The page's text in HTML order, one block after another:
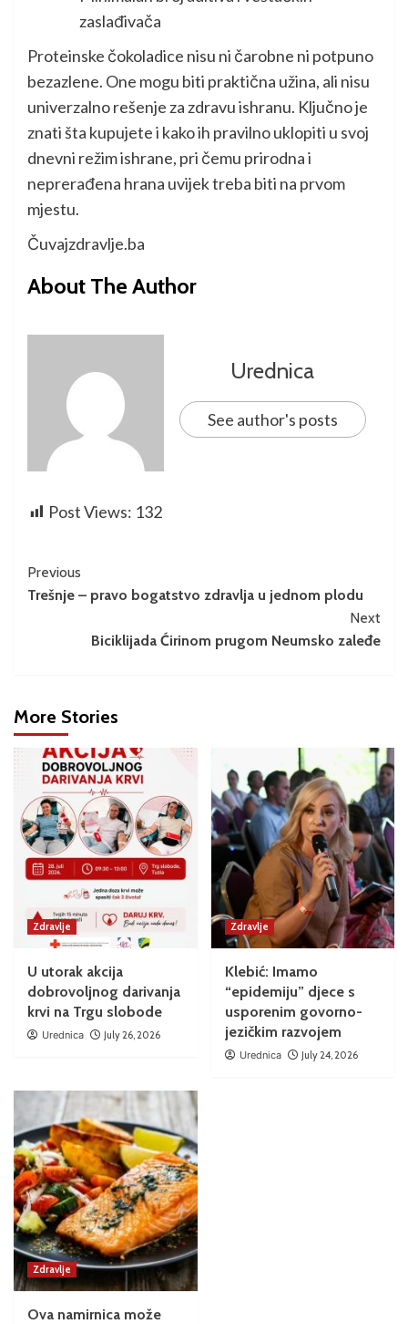
zaslađivača
Proteinske čokoladice nisu ni čarobne ni potpuno
bezazlene. One mogu biti praktična užina, ali nisu
univerzalno rešenje za zdravu ishranu. Ključno je
znati šta kupujete i kako ih pravilno uklopiti u svoj
dnevni režim ishrane, pri čemu prirodna i
neprerađena hrana uvijek treba biti na prvom
mjestu.
Čuvajzdravlje.ba
About The Author
Urednica
See author's posts
Post Views: 132
Previous
Trešnje – pravo bogatstvo zdravlja u jednom plodu
Next
Biciklijada Ćirinom prugom Neumsko zaleđe
More Stories
Zdravlje
U utorak akcija
dobrovoljnog darivanja
krvi na Trgu slobode
Urednica July 26, 2026
Zdravlje
Klebić: Imamo
“epidemiju” djece s
usporenim govorno-
jezičkim razvojem
Urednica July 24, 2026
Zdravlje
Ova namirnica može